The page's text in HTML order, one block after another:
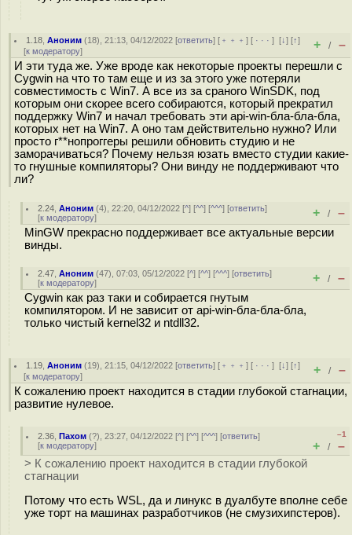
1.18 ,Аноним (18), 21:13, 04/12/2022 [ответить] [ ﹢﹢﹢] [ · · ·][↓] [↑]
[к модератору] + / –
И эти туда же. Уже вроде как некоторые проекты перешли с
Cygwin на что то там еще и из за этого уже потеряли
совместимость с Win7. А все из за сраного WinSDK, под
которым они скорее всего собираются, который прекратил
поддержку Win7 и начал требовать эти api-win-бла-бла-бла,
которых нет на Win7. А оно там действительно нужно? Или
просто г**нопроггеры решили обновить студию и не
заморачиваться? Почему нельзя юзать вместо студии какие-
то гнушные компиляторы? Они винду не поддерживают что
ли?
2.24 ,Аноним (4), 22:20, 04/12/2022 [^] [^^] [^^^] [ответить]
[к модератору] + / –
MinGW прекрасно поддерживает все актуальные версии
винды.
2.47 ,Аноним (47), 07:03, 05/12/2022 [^] [^^] [^^^] [ответить]
[к модератору] + / –
Cygwin как раз таки и собирается гнутым
компилятором. И не зависит от api-win-бла-бла-бла,
только чистый kernel32 и ntdll32.
1.19 ,Аноним (19), 21:15, 04/12/2022 [ответить] [ ﹢﹢﹢] [ · · ·][↓] [↑]
[к модератору] + / –
К сожалению проект находится в стадии глубокой стагнации,
развитие нулевое.
2.36 ,Пахом (?), 23:27, 04/12/2022 [^] [^^] [^^^] [ответить]
[к модератору]
–1
+ / –
> К сожалению проект находится в стадии глубокой
стагнации
Потому что есть WSL, да и линукс в дуалбуте вполне себе
уже торт на машинах разработчиков (не смузихипстеров).